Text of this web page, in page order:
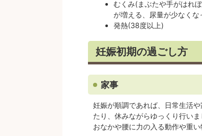
むくみ(まぶたや手がはれ
が増える、尿量が少なくな
発熱(38度以上)
妊娠初期の過ごし方
家事
妊娠が順調であれば、日常生活
たり、休みながらゆっくり行いま
おなかや腰に力の入る動作や重